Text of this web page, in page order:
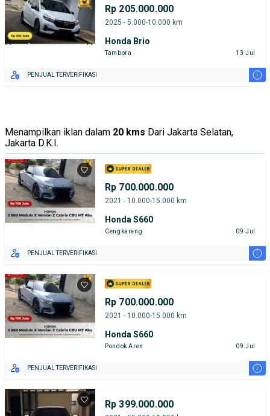
Rp 205.000.000
2025 - 5.000-10.000 km
Honda Brio
Tambora 13 Jul
PENJUAL TERVERIFIKASI i
Menampilkan iklan dalam 20 kms Dari Jakarta Selatan,
Jakarta D.K.I.
Rp 700.000.000
2021 - 10.000-15.000 km
Honda S660
Cengkareng 09 Jul
PENJUAL TERVERIFIKASI i
Rp 700.000.000
2021 - 10.000-15.000 km
Honda S660
Pondok Aren 09 Jul
PENJUAL TERVERIFIKASI i
Rp 399.000.000